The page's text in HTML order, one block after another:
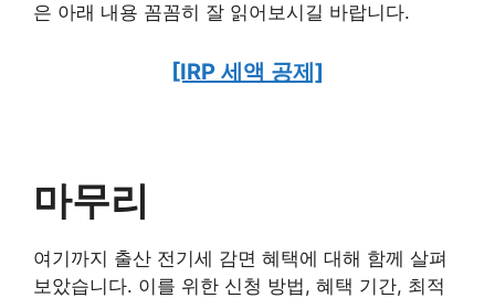
은 아래 내용 꼼꼼히 잘 읽어보시길 바랍니다.
[IRP 세액 공제]
마무리
여기까지 출산 전기세 감면 혜택에 대해 함께 살펴
보았습니다. 이를 위한 신청 방법, 혜택 기간, 최적